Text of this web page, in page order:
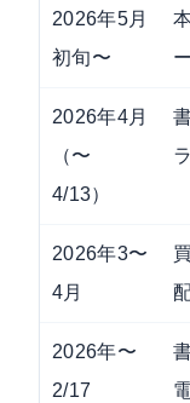
2026年5月
初旬〜
2026年4月
（〜
4/13）
2026年3〜
4月
2026年〜
2/17